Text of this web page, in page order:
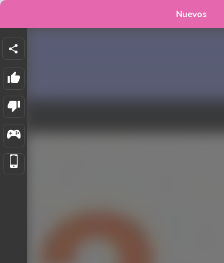
Nuevos